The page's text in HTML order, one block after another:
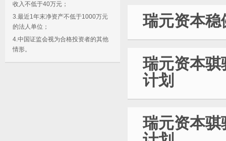
收入不低于40万元；
3.最近1年末净资产不低于1000万元
的法人单位；
4.中国证监会视为合格投资者的其他
情形。
瑞元资本稳
瑞元资本
计划
瑞元资本